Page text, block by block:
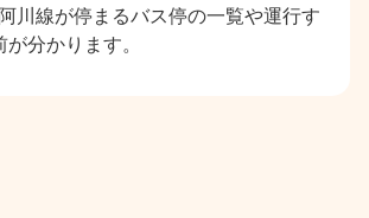
川線が停まるバス停の一覧や運行す
分かります。